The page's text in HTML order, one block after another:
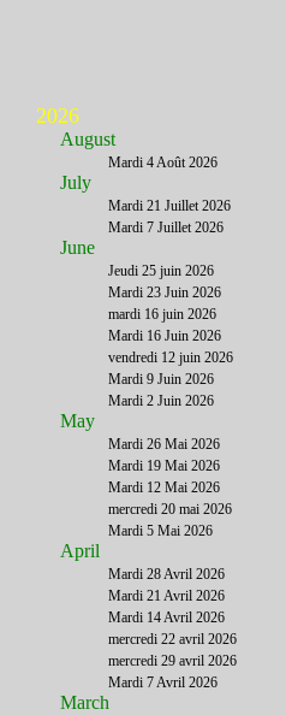
2026
August
Mardi 4 Août 2026
July
Mardi 21 Juillet 2026
Mardi 7 Juillet 2026
June
Jeudi 25 juin 2026
Mardi 23 Juin 2026
mardi 16 juin 2026
Mardi 16 Juin 2026
vendredi 12 juin 2026
Mardi 9 Juin 2026
Mardi 2 Juin 2026
May
Mardi 26 Mai 2026
Mardi 19 Mai 2026
Mardi 12 Mai 2026
mercredi 20 mai 2026
Mardi 5 Mai 2026
April
Mardi 28 Avril 2026
Mardi 21 Avril 2026
Mardi 14 Avril 2026
mercredi 22 avril 2026
mercredi 29 avril 2026
Mardi 7 Avril 2026
March